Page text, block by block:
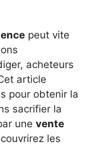
peut vite
acheteurs
article
pour obtenir la
sacrifier la
une vente
les